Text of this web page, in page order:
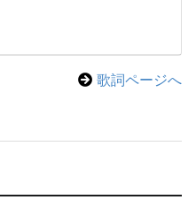
歌詞ページへ